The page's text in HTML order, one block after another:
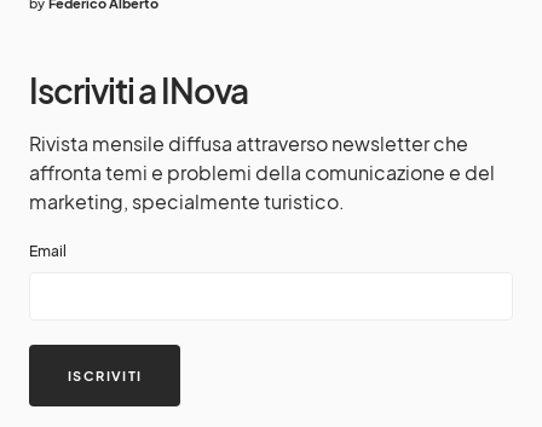
by Federico Alberto
Iscriviti a INova
Rivista mensile diffusa attraverso newsletter che
affronta temi e problemi della comunicazione e del
marketing, specialmente turistico.
Email